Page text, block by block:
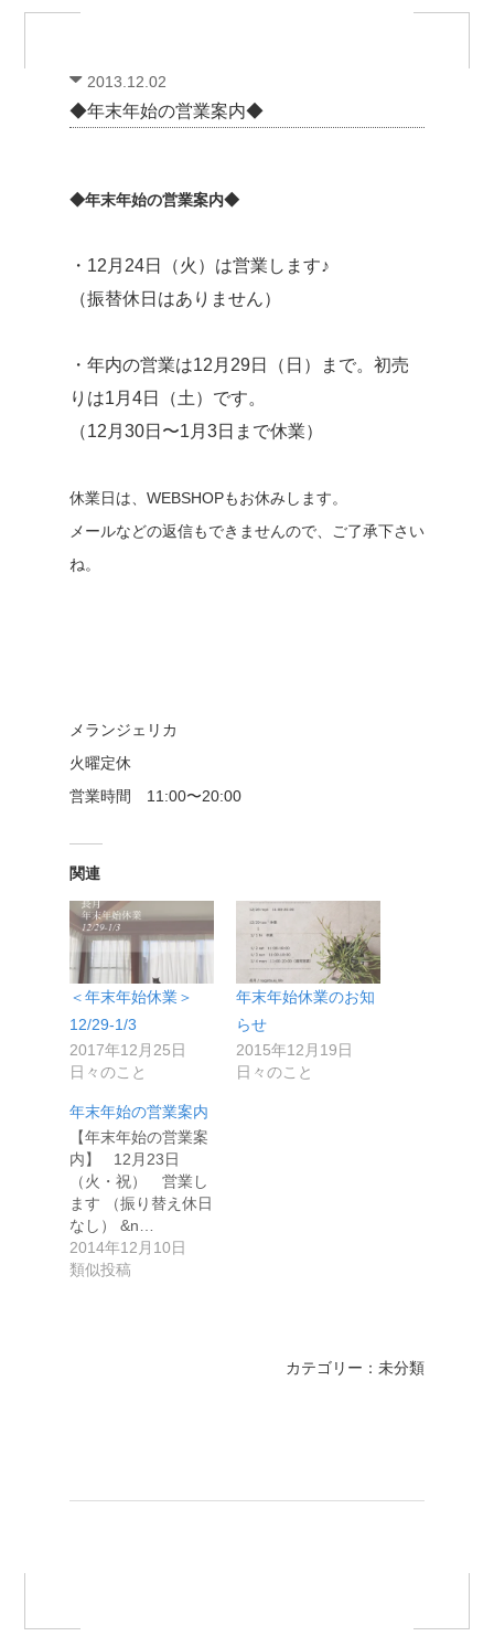
2013.12.02
◆年末年始の営業案内◆
◆年末年始の営業案内◆
・12月24日（火）は営業します♪
（振替休日はありません）
・年内の営業は12月29日（日）まで。 初売
りは1月4日（土）です。
（12月30日〜1月3日まで休業）
休業日は、WEBSHOPもお休みします。
メールなどの返信もできませんので、ご了承下さい
ね。
メランジェリカ
火曜定休
営業時間 11:00〜20:00
関連
＜年末年始休業＞
12/29-1/3
2017年12月25日
日々のこと
年末年始休業のお知
らせ
2015年12月19日
日々のこと
年末年始の営業案内
【年末年始の営業案
内】 12月23日
（火・祝） 営業し
ます （振り替え休日
なし） &n…
2014年12月10日
類似投稿
カテゴリー：未分類